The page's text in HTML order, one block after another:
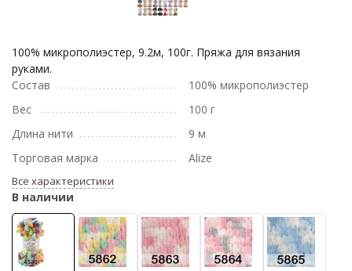
100% микрополиэстер, 9.2м, 100г. Пряжа для вязания
руками.
Состав
100% микрополиэстер
Вес
100 г
Длина нити
9 м
Торговая марка
Alize
Все характеристики
В наличии